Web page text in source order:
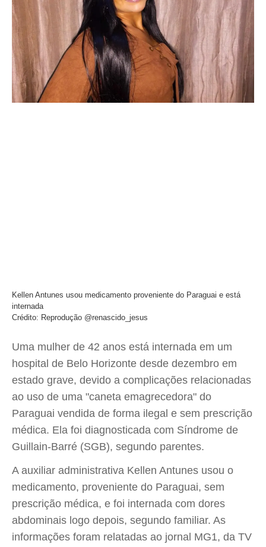
Kellen Antunes usou medicamento proveniente do Paraguai e está
internada
Crédito: Reprodução @renascido_jesus
Uma mulher de 42 anos está internada em um
hospital de Belo Horizonte desde dezembro em
estado grave, devido a complicações relacionadas
ao uso de uma "caneta emagrecedora" do
Paraguai vendida de forma ilegal e sem prescrição
médica. Ela foi diagnosticada com Síndrome de
Guillain-Barré (SGB), segundo parentes.
A auxiliar administrativa Kellen Antunes usou o
medicamento, proveniente do Paraguai, sem
prescrição médica, e foi internada com dores
abdominais logo depois, segundo familiar. As
informações foram relatadas ao jornal MG1, da TV